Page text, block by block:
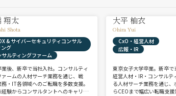
翔太
Shota
& サイバーセキュリティコンサル
ング
サルティングファーム
業後、新卒で当社入社。コンサルティ
ァームの人材サーチ業務を通じ、戦
・IT各領域へのご転職を多数支援。
経験からコンサルタントへのキャリア
大平 柚衣
Ohira Yui
CxO・経営人材
広報・IR
東京女子大学卒業。新卒で
経営人材・IR・コンサルテ
る人材サーチ業務を通じ
らCEOまで幅広い転職支